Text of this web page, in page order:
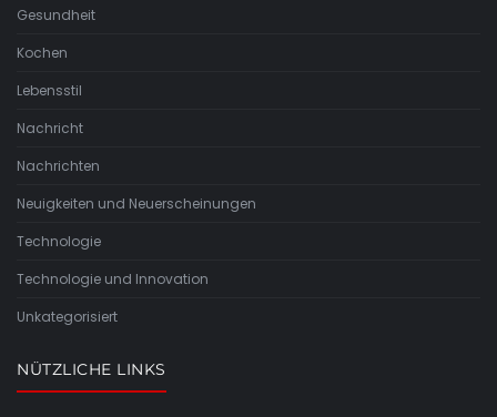
Gesundheit
Kochen
Lebensstil
Nachricht
Nachrichten
Neuigkeiten und Neuerscheinungen
Technologie
Technologie und Innovation
Unkategorisiert
NÜTZLICHE LINKS